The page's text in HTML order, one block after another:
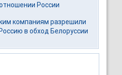
России
компаниям разрешили
в обход Белоруссии